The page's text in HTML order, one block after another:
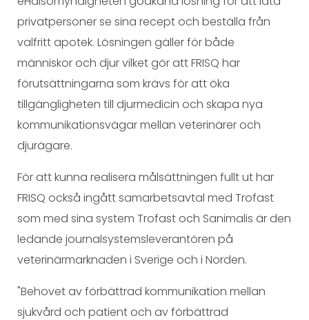
privatpersoner se sina recept och beställa från
valfritt apotek. Lösningen gäller för både
människor och djur vilket gör att FRISQ har
förutsättningarna som krävs för att öka
tillgängligheten till djurmedicin och skapa nya
kommunikationsvägar mellan veterinärer och
djurägare.
För att kunna realisera målsättningen fullt ut har
FRISQ också ingått samarbetsavtal med Trofast
som med sina system Trofast och Sanimalis är den
ledande journalsystemsleverantören på
veterinärmarknaden i Sverige och i Norden.
"Behovet av förbättrad kommunikation mellan
sjukvård och patient och av förbättrad